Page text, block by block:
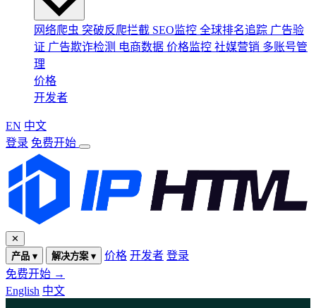
网络爬虫 突破反爬拦截 SEO监控 全球排名追踪 广告验
证 广告欺诈检测 电商数据 价格监控 社媒营销 多账号管
理
价格
开发者
EN 中文
登录 免费开始
✕
产品 ▾
解决方案 ▾ 价格 开发者 登录
免费开始 →
English 中文